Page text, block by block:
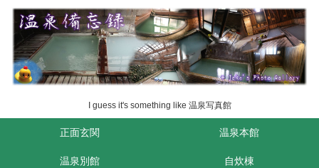
I guess it's something like 温泉写真館
正面玄関 温泉本館
温泉別館 自炊棟